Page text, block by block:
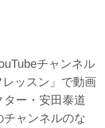
チャンネル
レッスン」で動画
ー・安田泰道
チャンネルのな